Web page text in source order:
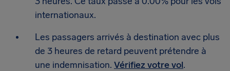
internationaux.
Les passagers arrivés à destination avec plus
de 3 heures de retard peuvent prétendre à
une indemnisation. Vérifiez votre vol.